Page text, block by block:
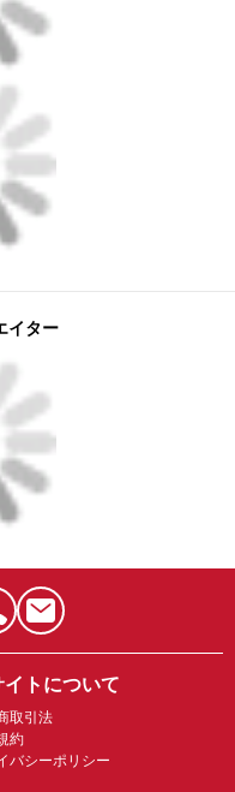
イター
イトについて
取引法
約
バシーポリシー